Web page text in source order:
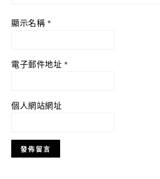
顯示名稱 *
電子郵件地址 *
個人網站網址